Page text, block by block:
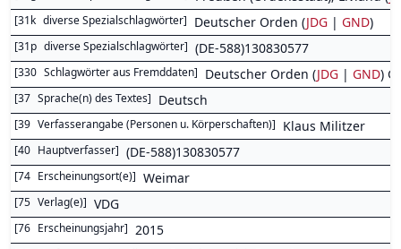
[31k diverse Spezialschlagwörter] Deutscher Orden (JDG | GND)
[31p diverse Spezialschlagwörter] (DE-588)130830577
[330 Schlagwörter aus Fremddaten] Deutscher Orden (JDG | GND)
[37 Sprache(n) des Textes] Deutsch
[39 Verfasserangabe (Personen u. Körperschaften)] Klaus Militzer
[40 Hauptverfasser] (DE-588)130830577
[74 Erscheinungsort(e)] Weimar
[75 Verlag(e)] VDG
[76 Erscheinungsjahr] 2015